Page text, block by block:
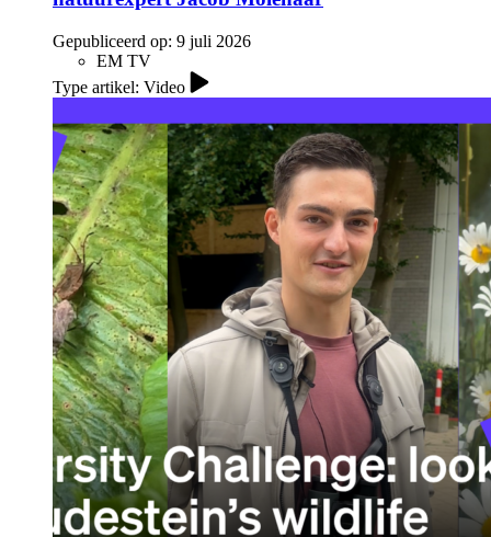
Gepubliceerd op: 9 juli 2026
EM TV
Type artikel: Video